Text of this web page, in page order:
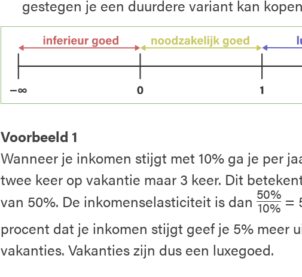
gestegen je een duurdere variant kan
Voorbeeld 1
Wanneer je inkomen stijgt met 10% ga je per
twee keer op vakantie maar 3 keer. Dit
van 50%. De inkomenselasticiteit is dan 50%
10% =
procent dat je inkomen stijgt geef je 5% meer
vakanties. Vakanties zijn dus een luxegoed.